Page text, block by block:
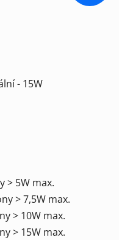
- 15W
> 5W max.
> 7,5W max.
> 10W max.
> 15W max.